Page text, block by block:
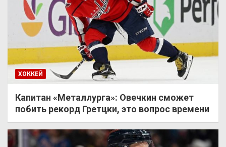
ХОККЕЙ
Капитан «Металлурга»: Овечкин сможет
побить рекорд Гретцки, это вопрос времени